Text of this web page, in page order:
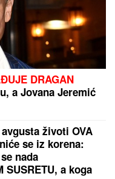
DRAGAN
a Jovana Jeremić
životi OVA
se iz korena:
nada
SUSRETU, a koga